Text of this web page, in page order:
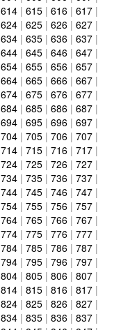
614 | 615 | 616 | 617 |
624 | 625 | 626 | 627 |
634 | 635 | 636 | 637 |
644 | 645 | 646 | 647 |
654 | 655 | 656 | 657 |
664 | 665 | 666 | 667 |
674 | 675 | 676 | 677 |
684 | 685 | 686 | 687 |
694 | 695 | 696 | 697 |
704 | 705 | 706 | 707 |
714 | 715 | 716 | 717 |
724 | 725 | 726 | 727 |
734 | 735 | 736 | 737 |
744 | 745 | 746 | 747 |
754 | 755 | 756 | 757 |
764 | 765 | 766 | 767 |
774 | 775 | 776 | 777 |
784 | 785 | 786 | 787 |
794 | 795 | 796 | 797 |
804 | 805 | 806 | 807 |
814 | 815 | 816 | 817 |
824 | 825 | 826 | 827 |
834 | 835 | 836 | 837 |